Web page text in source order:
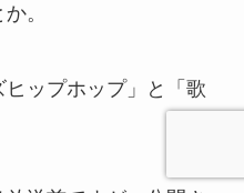
。
ップホップ」と「歌